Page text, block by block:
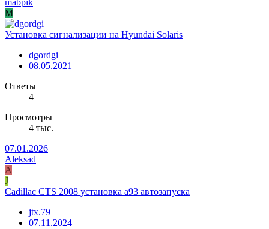
mabpik
M
Установка сигнализации на Hyundai Solaris
dgordgi
08.05.2021
Ответы
4
Просмотры
4 тыс.
07.01.2026
Aleksad
A
J
Cadillac CTS 2008 установка а93 автозапуска
jtx.79
07.11.2024